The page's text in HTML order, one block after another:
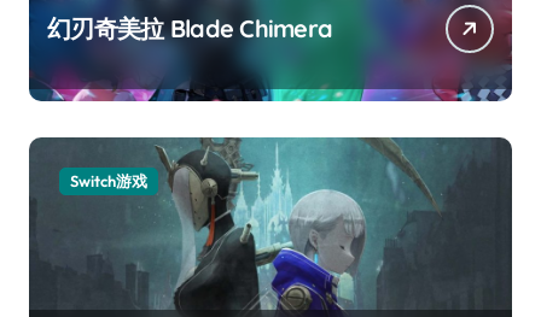
幻刃奇美拉 Blade Chimera
Switch游戏